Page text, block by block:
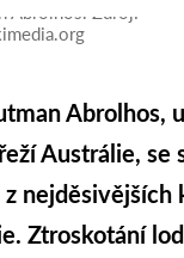
Abrolhos. Zdroj:
Abrolhos,
Austrálie, se
nejděsivějších
Ztroskotání